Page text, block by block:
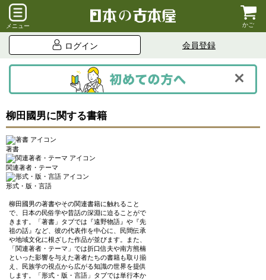
メニュー かご
ログイン 会員登録
柳田國男に関する書籍
著書
関連著者・テーマ
形式・版・言語
柳田國男の著書やその関連書籍に触れること
で、日本の民俗学や昔話の深淵に迫ることがで
きます。「著書」タブでは『遠野物語』や『先
祖の話』など、彼の代表作を中心に、民間伝承
や地域文化に根ざした作品が並びます。また、
「関連著者・テーマ」では折口信夫や南方熊楠
といった影響を与えた著者たちの書籍も取り揃
え、民族学の視点から広がる知識の世界を提供
します。「形式・版・言語」タブでは単行本か